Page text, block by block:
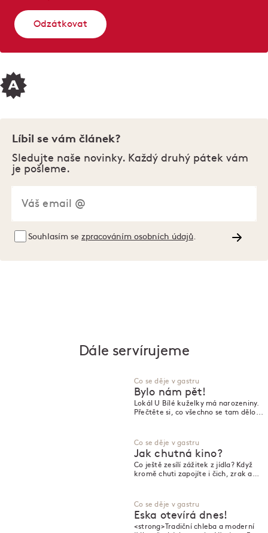
Odzátkovat
Líbil se vám článek?
Sledujte naše novinky. Každý druhý pátek vám
je pošleme.
Souhlasím se zpracováním osobních údajů
Dále servírujeme
Co se děje v gastru
Bylo nám pět!
Lokál U Bílé kuželky má narozeniny.
Přečtěte si, co všechno se tam dělo...
Co se děje v gastru
Jak chutná kino?
Co ještě zesílí zážitek z jídla? Když
kromě chuti zapojíte i čich, zrak a
Co se děje v gastru
Eska otevírá dnes!
<strong>Tradiční chleba a moderní